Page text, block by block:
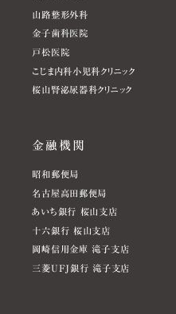
山路整形外科
金子歯科医院
戸松医院
こじま内科小児科クリニック
桜山腎泌尿器科クリニック
金融機関
昭和郵便局
名古屋高田郵便局
あいち銀行 桜山支店
十六銀行 桜山支店
岡崎信用金庫 滝子支店
三菱UFJ銀行 滝子支店